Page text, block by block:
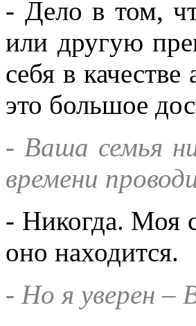
- Дело в том,
или другую
себя в
это большое
- Ваша семья
времени
- Никогда. Моя
оно находится.
- Но я уверен –